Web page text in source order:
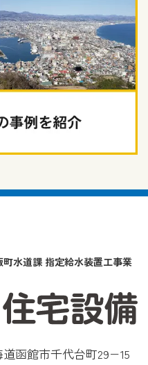
水道課 指定給水装置工事業
道函館市千代台町29−15